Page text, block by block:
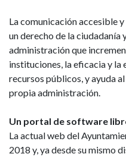
La comunicación accesible
un derecho de la ciudadanía
administración que
instituciones, la eficacia y la
recursos públicos, y ayuda
propia administración.
Un portal de software
La actual web del
2018 y, ya desde su mismo